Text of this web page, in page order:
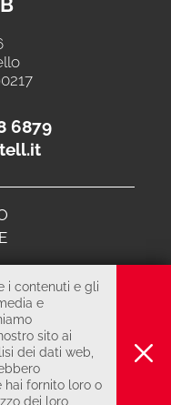
6879
martello 3B
i contenuti e gli
e
sito ai
dei dati web,
hai fornito loro o
dei loro